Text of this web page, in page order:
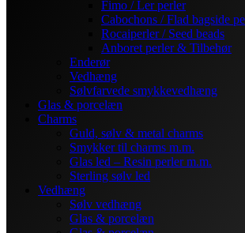
Fimo / Ler perler
Cabochons / Flad bagside
Rocaiperler / Seed beads
Anboret perler & Tilbehør
Enderør
Vedhæng
Sølvfarvede smykkevedhæng
Glas & porcelæn
Charms
Guld, sølv & metal charms
Smykker til charms m.m.
Glas led – Resin perler m.m.
Sterling sølv led
Vedhæng
Sølv vedhæng
Glas & porcelæn